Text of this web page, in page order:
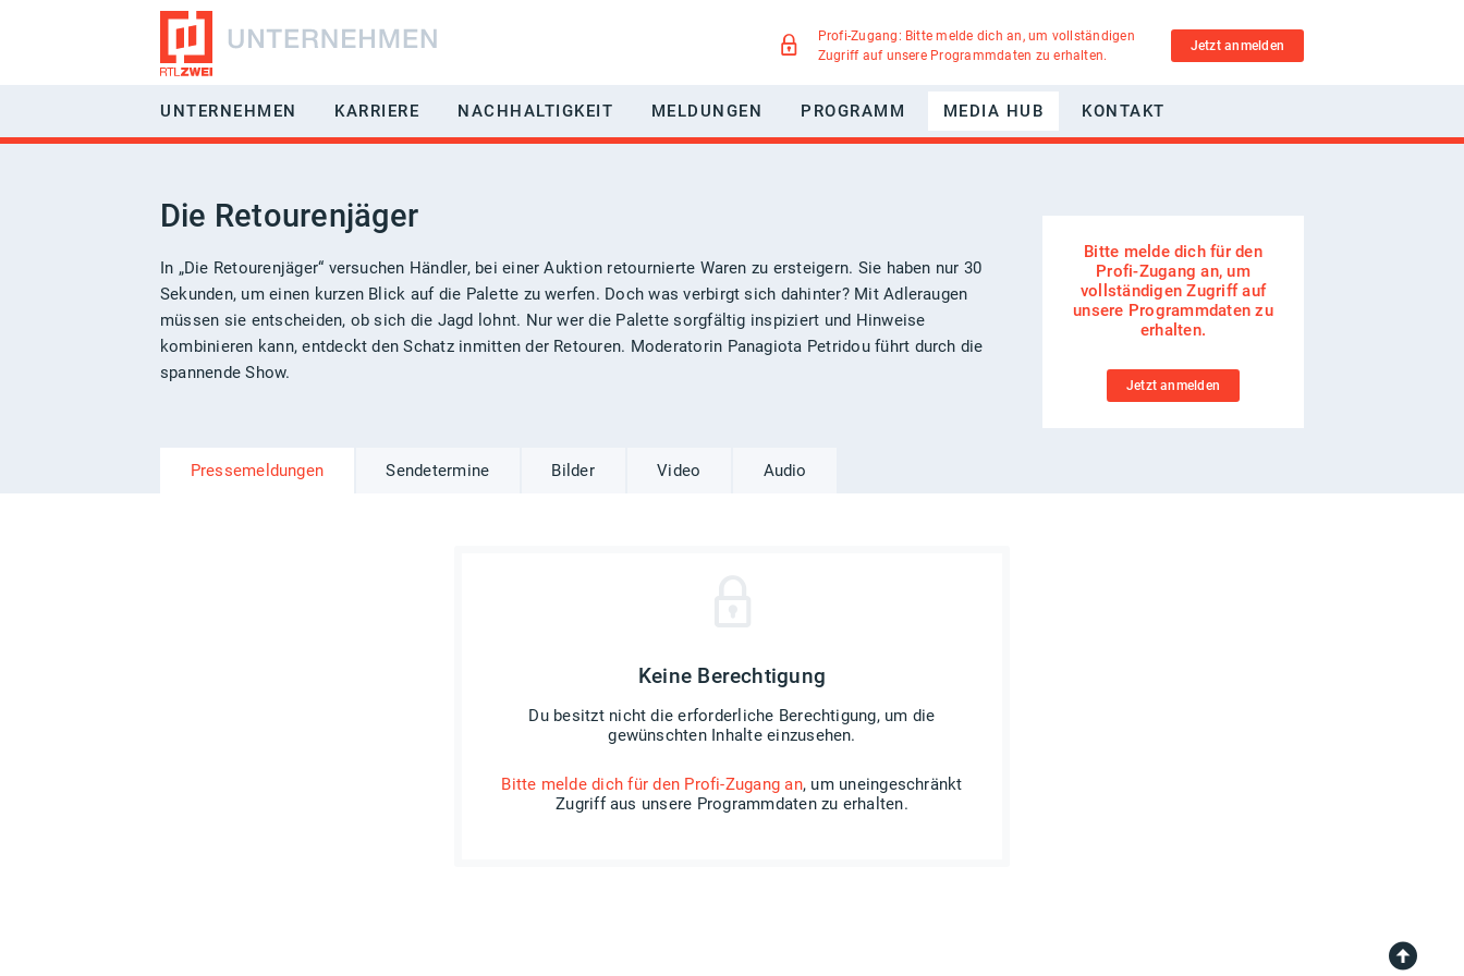
UNTERNEHMEN
GESCHÄFTSFELDER
VERMARKTUNG
MANAGEMENT
GESELLSCHAFTER
KARRIERE
BENEFITS
EIN-/AUFSTIEGSMÖGLICHKEITEN
HÄUFIG GESTELLTE FRAGEN
NACHHALTIGKEIT
UMWELTSCHUTZ
SOZIALE VERANTWORTUNG
DIVERSITÄT
MELDUNGEN PROGRAMM MEDIA HUB KONTAKT
Profi-Zugang: Bitte melde dich an, um vollständigen
Zugriff auf unsere Programmdaten zu erhalten.
Jetzt anmelden
Die Retourenjäger
In „Die Retourenjäger“ versuchen Händler, bei einer Auktion retournierte Waren zu ersteigern. Sie haben nur 30
Sekunden, um einen kurzen Blick auf die Palette zu werfen. Doch was verbirgt sich dahinter? Mit Adleraugen
müssen sie entscheiden, ob sich die Jagd lohnt. Nur wer die Palette sorgfältig inspiziert und Hinweise
kombinieren kann, entdeckt den Schatz inmitten der Retouren. Moderatorin Panagiota Petridou führt durch die
spannende Show.
Bitte melde dich für den
Profi-Zugang an, um
vollständigen Zugriff auf
unsere Programmdaten zu
erhalten.
Jetzt anmelden
Pressemeldungen Sendetermine Bilder Video Audio
Keine Berechtigung
Du besitzt nicht die erforderliche Berechtigung, um die
gewünschten Inhalte einzusehen.
Bitte melde dich für den Profi-Zugang an, um uneingeschränkt
Zugriff aus unsere Programmdaten zu erhalten.